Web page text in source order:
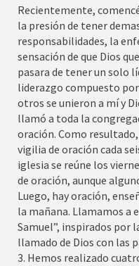
Recientemente,
la presión de tener
responsabilidades, la
sensación de que Dios
pasara de tener un solo
liderazgo compuesto
otros se unieron a mí y
llamó a toda la
oración. Como
vigilia de oración cada
iglesia se reúne los
de oración, aunque
Luego, hay oración,
la mañana. Llamamos a
Samuel”, inspirados por
llamado de Dios con las
3. Hemos realizado